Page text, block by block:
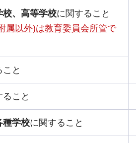
校、高等学校に関すること
属以外)は教育委員会所管で
と
ること
種学校に関すること